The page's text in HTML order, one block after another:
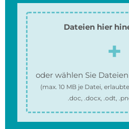
Dateien hier
oder wählen Sie
(max. 10 MBje Datei,
.doc, .docx, .odt,